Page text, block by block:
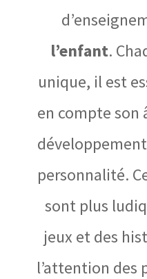
l’enfant.
unique, il est
en compte son
personnalité.
sont plus
jeux et des
l’attention des